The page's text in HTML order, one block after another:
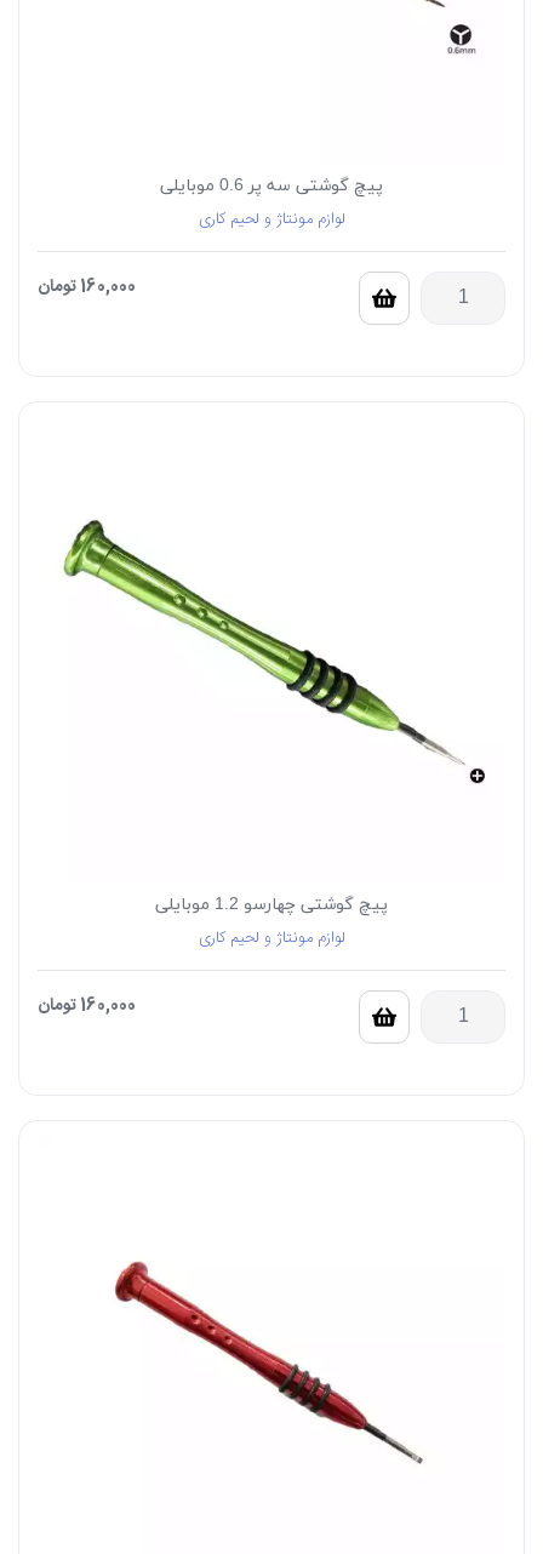
پیچ گوشتی سه پر 0.6 موبایلی
لوازم مونتاژ و لحیم کاری
160,000تومان
پیچ گوشتی چهارسو 1.2 موبایلی
لوازم مونتاژ و لحیم کاری
160,000تومان